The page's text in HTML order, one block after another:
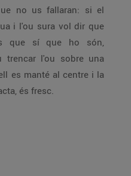
no us fallaran: si el
i l'ou sura vol dir que
que sí que ho són,
trencar l'ou sobre una
es manté al centre i la
és fresc.